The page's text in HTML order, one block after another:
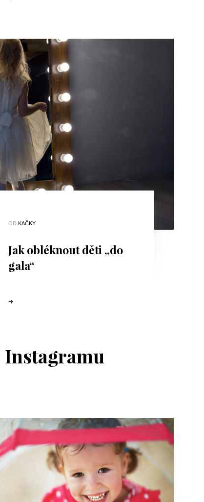
OD KAČKY
Jak obléknout děti „do
gala“
Instagramu